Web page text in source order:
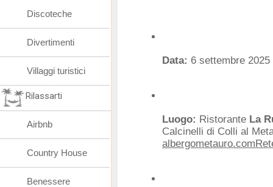
Data: 6 settembre 2025
Luogo: Ristorante La
Calcinelli di Colli al
albergometauro.com
Discoteche
Divertimenti
Villaggi turistici
Rilassarti
Airbnb
Country House
Benessere